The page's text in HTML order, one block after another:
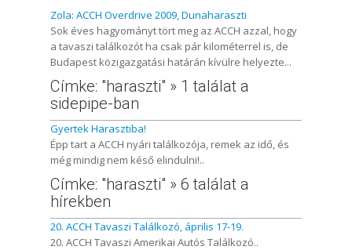
Zola: ACCH Overdrive 2009, Dunaharaszti
Sok éves hagyományt tört meg az ACCH azzal, hogy
a tavaszi találkozót ha csak pár kilométerrel is, de
Budapest közigazgatási határán kívülre helyezte...
Címke: "haraszti" » 1 találat a
sidepipe-ban
Gyertek Harasztiba!
Épp tart a ACCH nyári találkozója, remek az idő, és
még mindig nem késő elindulni!..
Címke: "haraszti" » 6 találat a
hírekben
20. ACCH Tavaszi Találkozó, április 17-19.
20. ACCH Tavaszi Amerikai Autós Találkozó..